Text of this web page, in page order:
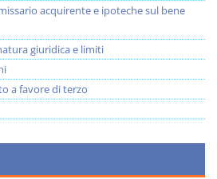
acquirente e ipoteche sul bene
giuridica e limiti
a favore di terzo